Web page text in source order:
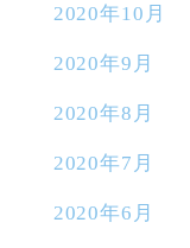
2020年10月
2020年9月
2020年8月
2020年7月
2020年6月